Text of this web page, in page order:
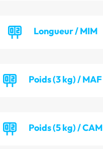
Longueur / MIM
Poids (3 kg) / MAF
Poids (5 kg) / CAM